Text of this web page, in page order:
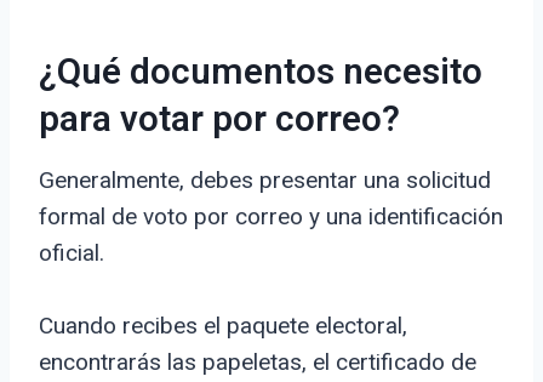
¿Qué documentos necesito
para votar por correo?
Generalmente, debes presentar una solicitud
formal de voto por correo y una identificación
oficial.
Cuando recibes el paquete electoral,
encontrarás las papeletas, el certificado de